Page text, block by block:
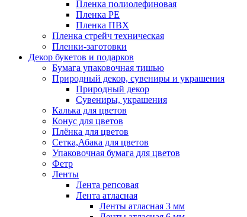
Пленка полиолефиновая
Пленка PE
Пленка ПВХ
Пленка стрейч техническая
Пленки-заготовки
Декор букетов и подарков
Бумага упаковочная тишью
Природный декор, сувениры и украшения
Природный декор
Сувениры, украшения
Калька для цветов
Конус для цветов
Плёнка для цветов
Сетка,Абака для цветов
Упаковочная бумага для цветов
Фетр
Ленты
Лента репсовая
Лента атласная
Ленты атласная 3 мм